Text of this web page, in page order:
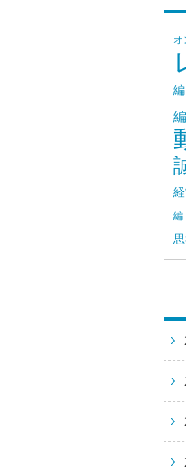
編
編
編